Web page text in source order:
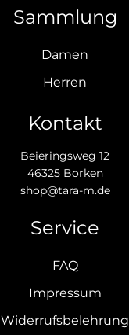
Sammlung
Damen
Herren
Kontakt
Beieringsweg 12
46325 Borken
shop@tara-m.de
Service
FAQ
Impressum
Widerrufsbelehrung